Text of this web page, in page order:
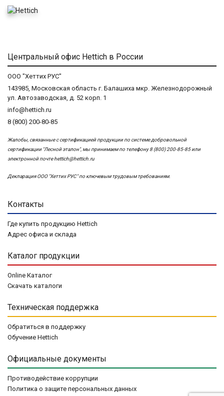
Центральный офис Hettich в России
ООО "Хеттих РУС"
143985, Московская область г. Балашиха мкр. Железнодорожный
ул. Автозаводская, д. 52 корп. 1
info@hettich.ru
8 (800) 200-80-85
Жалобы, связанные с сертификацией продукции по системе добровольной
сертификации "Лесной эталон", мы принимаем по телефону 8 (800) 200-85-85 или
электронной почтеhettich@hettich.ru
Декларация ООО "Хеттих РУС" по ключевым трудовым требованиям.
Контакты
Где купить продукцию Hettich
Адрес офиса и склада
Каталог продукции
Online Каталог
Скачать каталоги
Техническая поддержка
Обратиться в поддержку
Обучение Hettich
Официальные документы
Противодействие коррупции
Политика о защите персональных данных